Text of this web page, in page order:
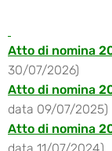
Atto di nomina
30/07/2026)
Atto di nomina
data 09/07/2025)
Atto di nomina